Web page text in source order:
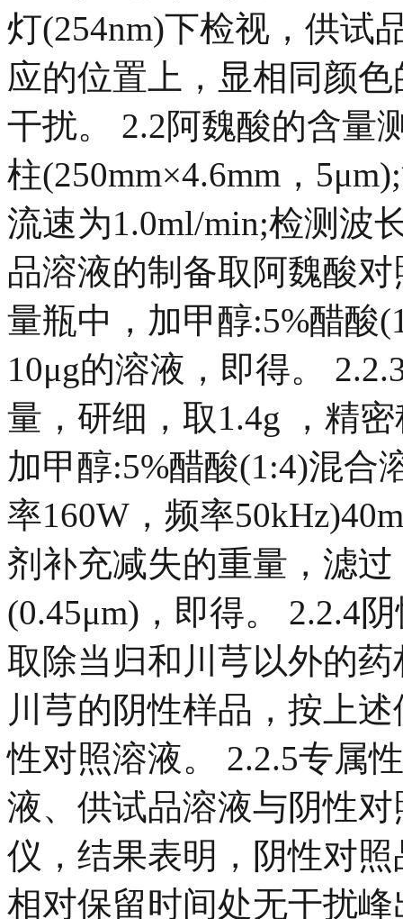
灯(254nm)下检视，供试
应的位置上，显相同颜
干扰。 2.2阿魏酸的含量
柱(250mm×4.6mm，
流速为1.0ml/min;检测波
品溶液的制备取阿魏酸
量瓶中，加甲醇:5%醋酸
10μg的溶液，即得。
量，研细，取1.4g ，精
加甲醇:5%醋酸(1:4)混合
率160W，频率
剂补充减失的重量，滤
(0.45μm)，即得。 2.2.4
取除当归和川芎以外的
川芎的阴性样品，按上
性对照溶液。 2.2.5专属
液、供试品溶液与阴性
仪，结果表明，阴性对
相对保留时间处无干扰